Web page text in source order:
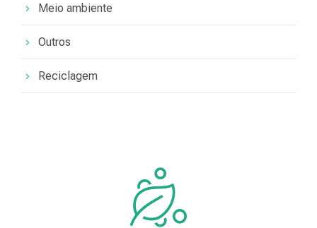
Meio ambiente
Outros
Reciclagem